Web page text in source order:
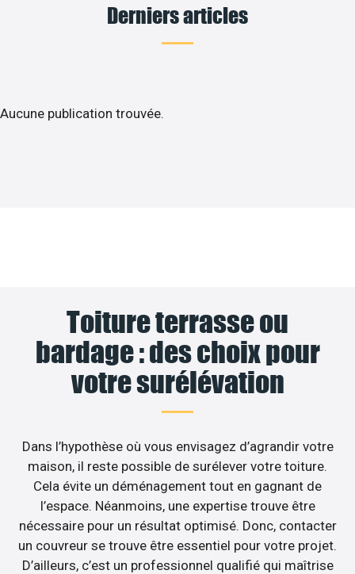
Derniers articles
Aucune publication trouvée.
Toiture terrasse ou
bardage : des choix pour
votre surélévation
Dans l’hypothèse où vous envisagez d’agrandir votre
maison, il reste possible de surélever votre toiture.
Cela évite un déménagement tout en gagnant de
l’espace. Néanmoins, une expertise trouve être
nécessaire pour un résultat optimisé. Donc, contacter
un couvreur se trouve être essentiel pour votre projet.
D’ailleurs, c’est un professionnel qualifié qui maîtrise